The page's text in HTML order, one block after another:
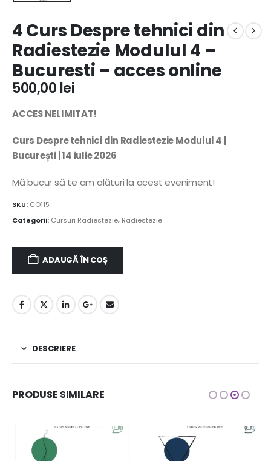
4 Curs Despre tehnici din
Radiestezie Modulul 4 –
Bucuresti – acces online
500,00 lei
ACCES NELIMITAT!
Curs Despre tehnici din Radiestezie Modulul 4 |
București | 14 iulie 2026
Mă bucur să te am alături la acest eveniment!
SKU: CO115
Categorii: Cursuri Radiestezie, Radiestezie
ADAUGĂ ÎN COȘ
DESCRIERE
PRODUSE SIMILARE